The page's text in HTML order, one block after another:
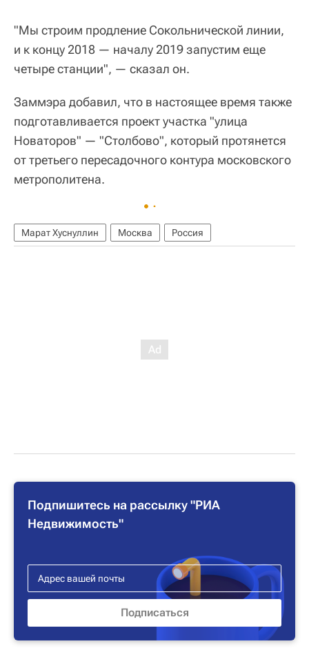
"Мы строим продление Сокольнической линии,
и к концу 2018 — началу 2019 запустим еще
четыре станции", — сказал он.
Заммэра добавил, что в настоящее время также
подготавливается проект участка "улица
Новаторов" — "Столбово", который протянется
от третьего пересадочного контура московского
метрополитена.
Марат Хуснуллин Москва Россия
Подпишитесь на рассылку "РИА
Недвижимость"